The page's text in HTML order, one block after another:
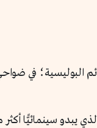
البوليسية؛ في
سينمائيًّا